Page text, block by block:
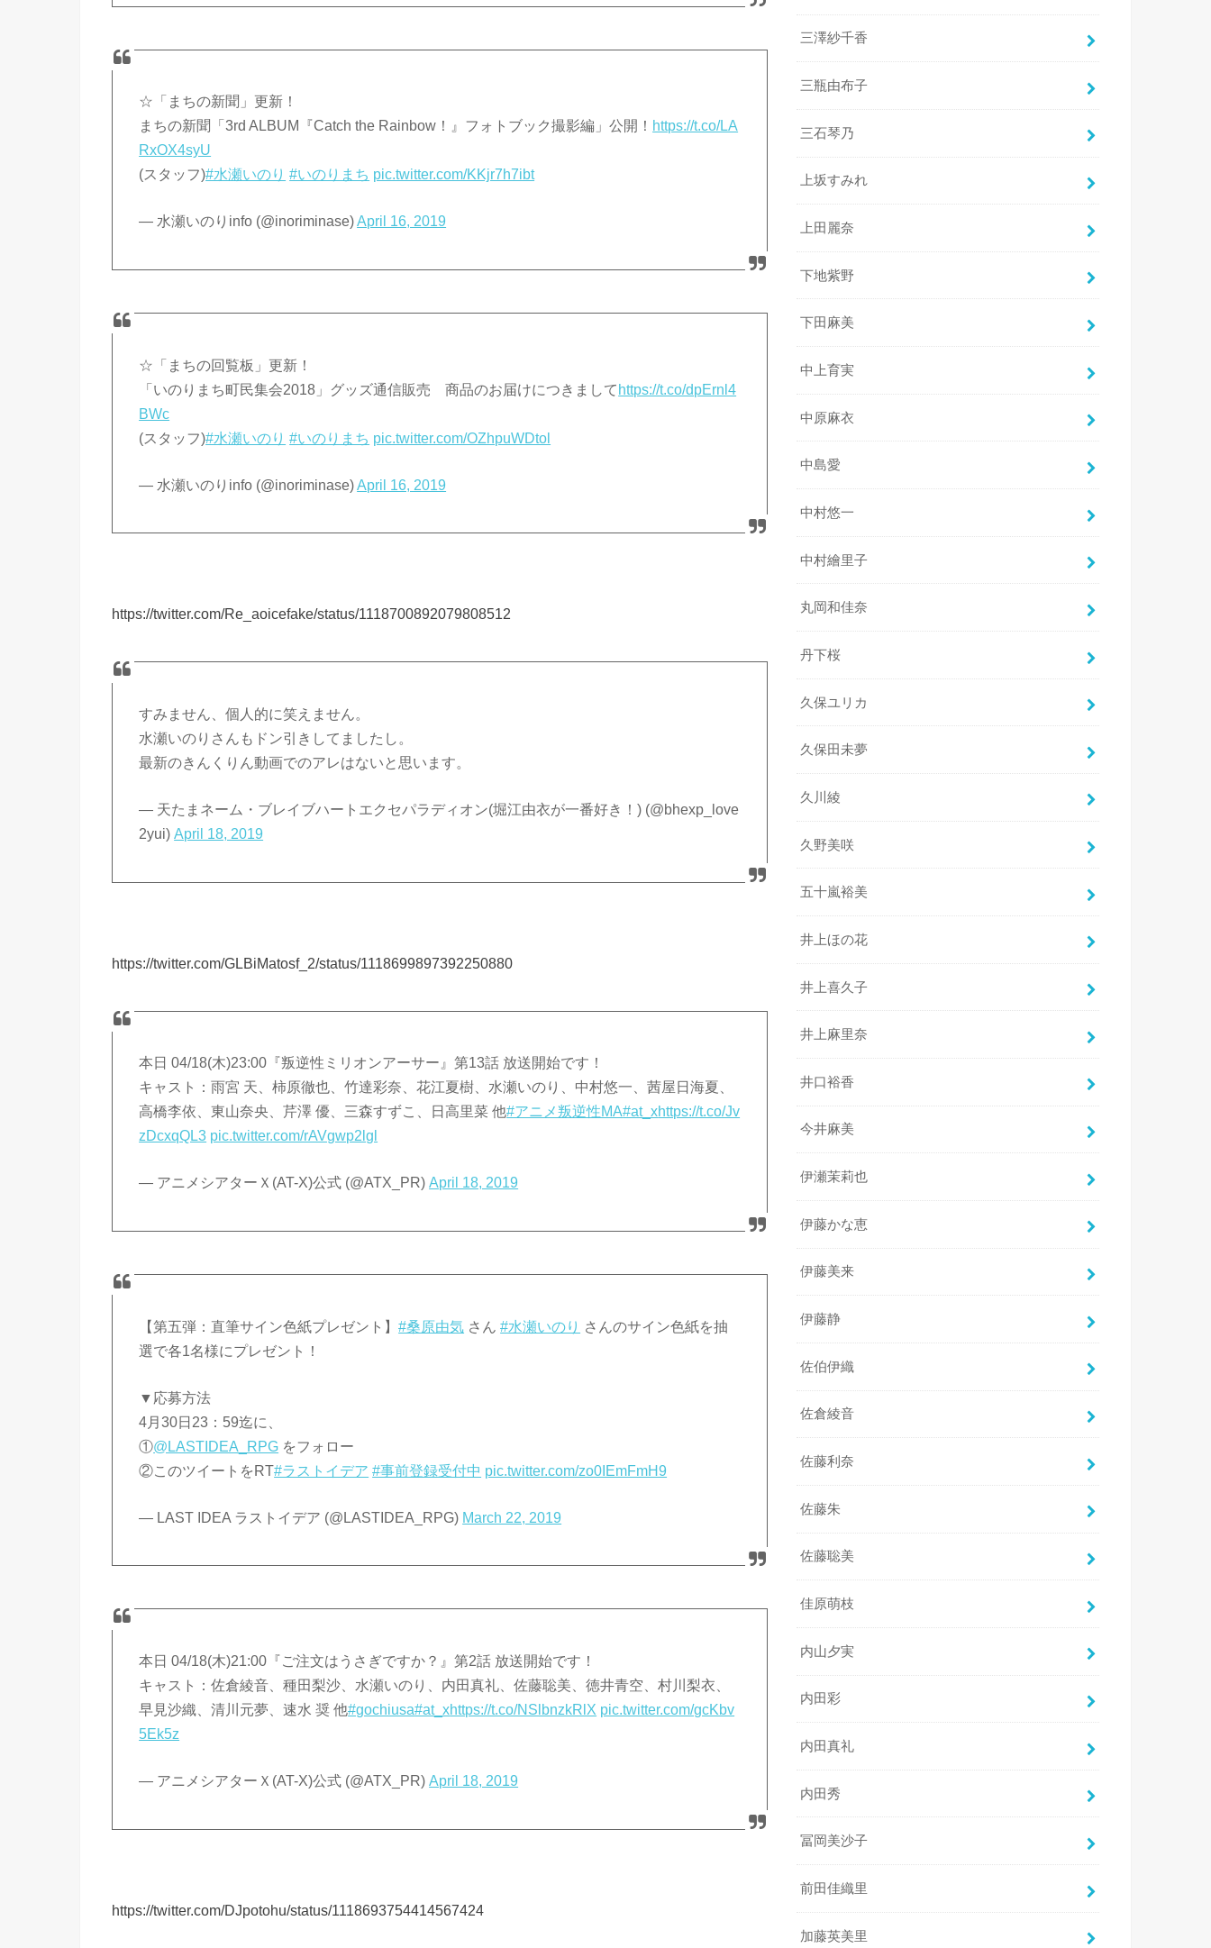
☆「まちの新聞」更新！
まちの新聞「3rd ALBUM『Catch the Rainbow！』フォトブック撮影編」公開！ https://t.co/LA
RxOX4syU
(スタッフ)#水瀬いのり #いのりまち pic.twitter.com/KKjr7h7ibt
— 水瀬いのりinfo (@inoriminase)April 16, 2019
☆「まちの回覧板」更新！
「いのりまち町民集会2018」グッズ通信販売 商品のお届けにつきまして https://t.co/dpErnl4
BWc
(スタッフ)#水瀬いのり #いのりまち pic.twitter.com/OZhpuWDtol
— 水瀬いのりinfo (@inoriminase)April 16, 2019
https://twitter.com/Re_aoicefake/status/1118700892079808512
すみません、個人的に笑えません。
水瀬いのりさんもドン引きしてましたし。
最新のきんくりん動画でのアレはないと思います。
— 天たまネーム・ブレイブハートエクセパラディオン(堀江由衣が一番好き！) (@bhexp_love
2yui)April 18, 2019
https://twitter.com/GLBiMatosf_2/status/1118699897392250880
本日 04/18(木)23:00『叛逆性ミリオンアーサー』第13話 放送開始です！
キャスト：雨宮 天、柿原徹也、竹達彩奈、花江夏樹、水瀬いのり、中村悠一、茜屋日海夏、
高橋李依、東山奈央、芹澤 優、三森すずこ、日高里菜 他#アニメ叛逆性MA#at_xhttps://t.co/Jv
zDcxqQL3 pic.twitter.com/rAVgwp2lgl
— アニメシアターＸ(AT-X)公式 (@ATX_PR)April 18, 2019
【第五弾：直筆サイン色紙プレゼント】#桑原由気 さん#水瀬いのり さんのサイン色紙を抽
選で各1名様にプレゼント！
▼応募方法
4月30日23：59迄に、
①@LASTIDEA_RPG をフォロー
②このツイートをRT#ラストイデア #事前登録受付中 pic.twitter.com/zo0IEmFmH9
— LAST IDEA ラストイデア (@LASTIDEA_RPG) March 22, 2019
本日 04/18(木)21:00『ご注文はうさぎですか？』第2話 放送開始です！
キャスト：佐倉綾音、種田梨沙、水瀬いのり、内田真礼、佐藤聡美、徳井青空、村川梨衣、
早見沙織、清川元夢、速水 奨 他#gochiusa#at_xhttps://t.co/NSlbnzkRlX pic.twitter.com/gcKbv
5Ek5z
— アニメシアターＸ(AT-X)公式 (@ATX_PR)April 18, 2019
https://twitter.com/DJpotohu/status/1118693754414567424
三澤紗千香
三瓶由布子
三石琴乃
上坂すみれ
上田麗奈
下地紫野
下田麻美
中上育実
中原麻衣
中島愛
中村悠一
中村繪里子
丸岡和佳奈
丹下桜
久保ユリカ
久保田未夢
久川綾
久野美咲
五十嵐裕美
井上ほの花
井上喜久子
井上麻里奈
井口裕香
今井麻美
伊瀬茉莉也
伊藤かな恵
伊藤美来
伊藤静
佐伯伊織
佐倉綾音
佐藤利奈
佐藤朱
佐藤聡美
佳原萌枝
内山夕実
内田彩
内田真礼
内田秀
冨岡美沙子
前田佳織里
加藤英美里